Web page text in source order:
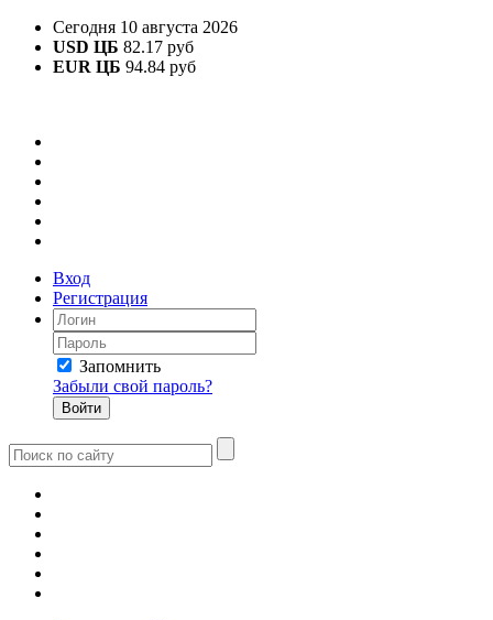
Сегодня 10 августа 2026
USD ЦБ 82.17 руб
EUR ЦБ 94.84 руб
Вход
Регистрация
Запомнить
Забыли свой пароль?